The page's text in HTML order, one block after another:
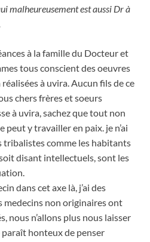
malheureusement est aussi Dr à
à la famille du Docteur et
tous conscient des oeuvres
à uvira. Aucun fils de ce
chers frères et soeurs
à uvira, sachez que tout non
peut y travailler en paix. je n’ai
tribalistes comme les habitants
disant intellectuels, sont les
dans cet axe là, j’ai des
medecins non originaires ont
nous n’allons plus nous laisser
paraît honteux de penser